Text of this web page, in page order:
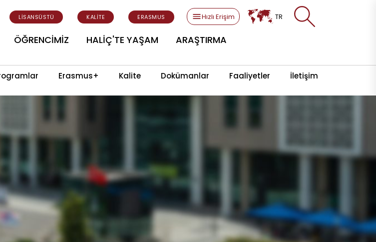
LİSANSÜSTÜ KALİTE ERASMUS Hızlı Erişim TR
ÖĞRENCİMİZ HALİÇ'TE YAŞAM
ARAŞTIRMA
Erasmus+ Kalite Dokümanlar Faaliyetler İletişim